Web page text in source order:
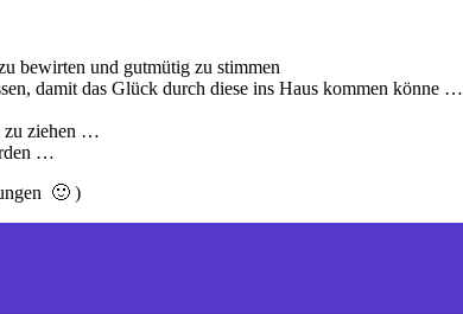
bewirten und gutmütig zu stimmen
damit das Glück durch diese ins Haus kommen könne …
zu ziehen …
…
🙂 )